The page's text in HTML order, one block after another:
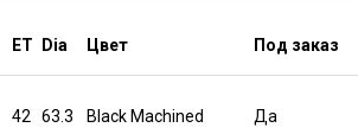
ET Dia Цвет Под заказ
42 63.3 Black Machined Да